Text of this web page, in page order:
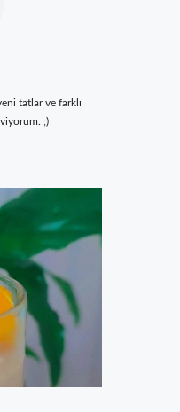
tatlar ve farklı
;)